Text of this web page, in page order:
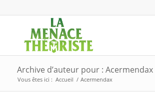
Archive d’auteur pour : Acermendax
Vous êtes ici : Accueil / Acermendax